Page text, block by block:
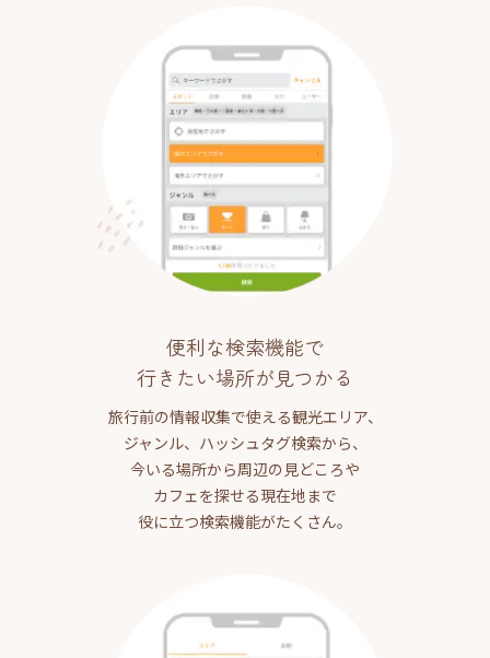
便利な検索機能で
行きたい場所が見つかる
旅行前の情報収集で使える観光エリア、
ジャンル、ハッシュタグ検索から、
今いる場所から周辺の見どころや
カフェを探せる現在地まで
役に立つ検索機能がたくさん。